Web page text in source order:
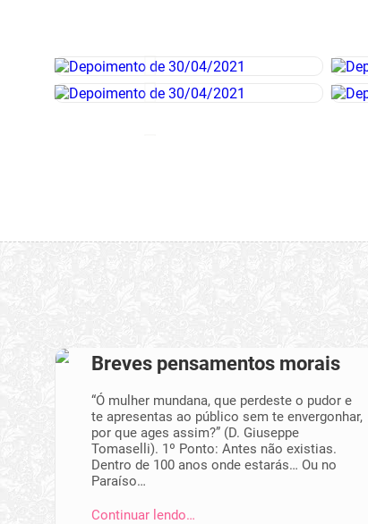
Breves pensamentos morais
“Ó mulher mundana, que perdeste o pudor e
te apresentas ao público sem te envergonhar,
por que ages assim?” (D. Giuseppe
Tomaselli). 1º Ponto: Antes não existias.
Dentro de 100 anos onde estarás… Ou no
Paraíso…
Continuar lendo…